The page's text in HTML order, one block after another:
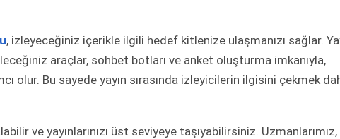
, izleyeceğiniz içerikle ilgili hedef kitlenize ulaşmanızı sağlar.
araçlar, sohbet botları ve anket oluşturma imkanıyla,
olur. Bu sayede yayın sırasında izleyicilerin ilgisini çekmek
ve yayınlarınızı üst seviyeye taşıyabilirsiniz. Uzmanlarımız,